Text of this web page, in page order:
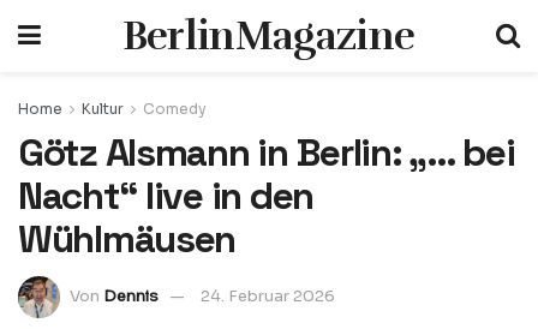
BerlinMagazine
Home Kultur Comedy
Götz Alsmann in Berlin: „… bei
Nacht“ live in den
Wühlmäusen
Von Dennis 24. Februar 2026